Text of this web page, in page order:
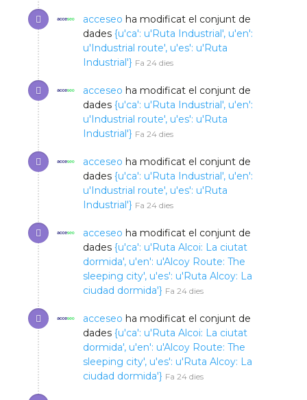
acceseo ha modificat el conjunt de
dades{u'ca': u'Ruta Industrial', u'en':
u'Industrial route', u'es': u'Ruta
Industrial'} Fa 24 dies
acceseo ha modificat el conjunt de
dades{u'ca': u'Ruta Industrial', u'en':
u'Industrial route', u'es': u'Ruta
Industrial'} Fa 24 dies
acceseo ha modificat el conjunt de
dades{u'ca': u'Ruta Industrial', u'en':
u'Industrial route', u'es': u'Ruta
Industrial'} Fa 24 dies
acceseo ha modificat el conjunt de
dades{u'ca': u'Ruta Alcoi: La ciutat
dormida', u'en': u'Alcoy Route: The
sleeping city', u'es': u'Ruta Alcoy: La
ciudad dormida'} Fa 24 dies
acceseo ha modificat el conjunt de
dades{u'ca': u'Ruta Alcoi: La ciutat
dormida', u'en': u'Alcoy Route: The
sleeping city', u'es': u'Ruta Alcoy: La
ciudad dormida'} Fa 24 dies